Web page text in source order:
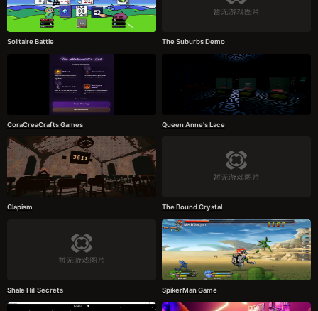
Solitaire Battle The Suburbs Demo
CoraCreaCrafts Games Queen Anne's Lace
Clapism The Bound Crystal
Shale Hill Secrets SpikerMan Game